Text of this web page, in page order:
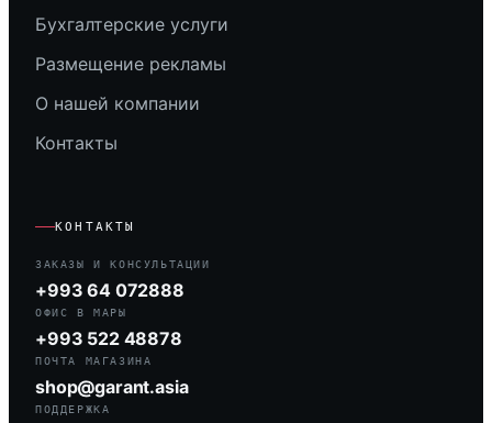
Бухгалтерские услуги
Размещение рекламы
О нашей компании
Контакты
КОНТАКТЫ
ЗАКАЗЫ И КОНСУЛЬТАЦИИ
+993 64 072888
ОФИС В МАРЫ
+993 522 48878
ПОЧТА МАГАЗИНА
shop@garant.asia
ПОДДЕРЖКА